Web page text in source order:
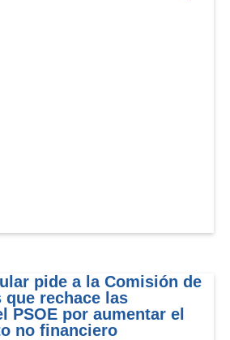
pide a la Comisión de
que rechace las
PSOE por aumentar el
no financiero